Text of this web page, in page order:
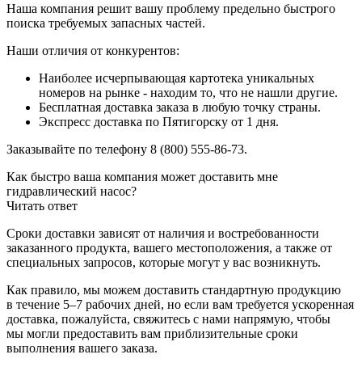
Наша компания решит вашу проблему предельно быстрого
поиска требуемых запасных частей.
Наши отличия от конкурентов:
Наиболее исчерпывающая картотека уникальных
номеров на рынке - находим то, что не нашли другие.
Бесплатная доставка заказа в любую точку страны.
Экспресс доставка по Пятигорску от 1 дня.
Заказывайте по телефону 8 (800) 555-86-73.
Как быстро ваша компания может доставить мне
гидравлический насос?
Читать ответ
Сроки доставки зависят от наличия и востребованности
заказанного продукта, вашего местоположения, а также от
специальных запросов, которые могут у вас возникнуть.
Как правило, мы можем доставить стандартную продукцию
в течение 5–7 рабочих дней, но если вам требуется ускоренная
доставка, пожалуйста, свяжитесь с нами напрямую, чтобы
мы могли предоставить вам приблизительные сроки
выполнения вашего заказа.